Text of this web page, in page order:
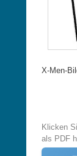
X-Men-
Klicken
als PDF